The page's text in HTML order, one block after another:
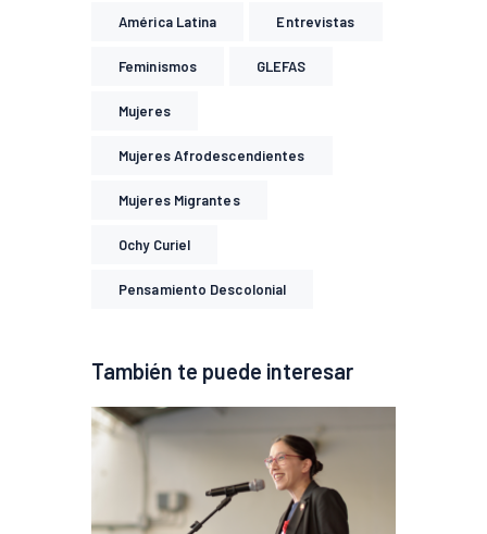
América Latina Entrevistas
Feminismos GLEFAS
Mujeres
Mujeres Afrodescendientes
Mujeres Migrantes
Ochy Curiel
Pensamiento Descolonial
También te puede interesar